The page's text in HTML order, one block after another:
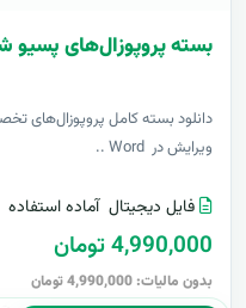
بسته پروپوزال‌های پسیو
دانلود بسته کامل پروپوزال‌های
ویرایش در Word ..
فایل دیجیتال آماده استفاده
4,990,000 تومان
بدون مالیات: 4,990,000 تومان